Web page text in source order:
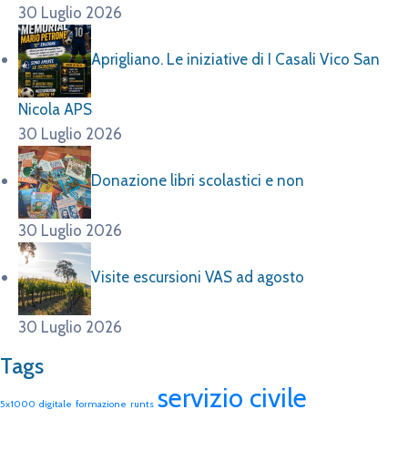
30 Luglio 2026
Aprigliano. Le iniziative di I Casali Vico San
Nicola APS
30 Luglio 2026
Donazione libri scolastici e non
30 Luglio 2026
Visite escursioni VAS ad agosto
30 Luglio 2026
Tags
5x1000 digitale formazione runts servizio civile